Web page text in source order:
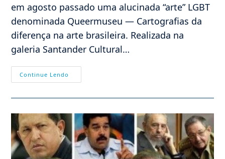
em agosto passado uma alucinada “arte” LGBT
denominada Queermuseu — Cartografias da
diferença na arte brasileira. Realizada na
galeria Santander Cultural…
Continue Lendo
Sim,
Eficaz!